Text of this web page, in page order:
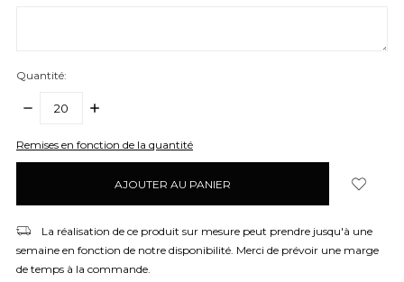
Quantité:
DIMINUER
AUGMENTER
items
en
Remises en fonction de la quantité
La réalisation de ce produit sur mesure peut prendre jusqu'à une
semaine en fonction de notre disponibilité. Merci de prévoir une marge
de temps à la commande.